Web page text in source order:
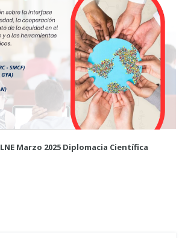
Marzo 2025 Diplomacia Científica